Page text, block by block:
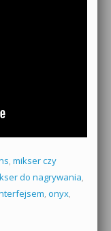
, mikser czy
do nagrywania,
, onyx,